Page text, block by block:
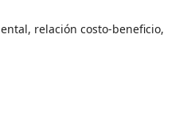
relación costo-beneficio,